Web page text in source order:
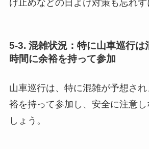
け止めなどの日よけ対策も忘れず
5-3. 混雑状況：特に山車巡行は
時間に余裕を持って参加
山車巡行は、特に混雑が予想さ
裕を持って参加し、安全に注意し
しょう。